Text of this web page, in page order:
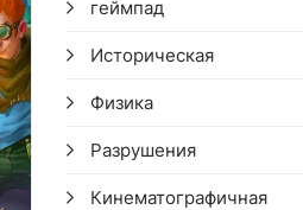
геймпад
Историческая
Физика
Разрушения
Кинематографичная